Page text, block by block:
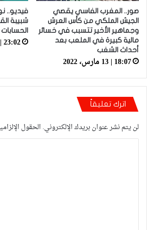
صور.. المغرب الفاسي يقصي
الجيش الملكي من كأس العرش
وجماهير الأخير تتسبب في خسائر
مالية كبيرة في الملعب بعد
أحداث الشغب
18:07 | 13 مارس، 2022
فيديو..
شبيبة
الحسابات
23:02 | 11 أبريل، 2021
اترك تعليقاً
لن يتم نشر عنوان بريدك الإلكتروني. الحقول